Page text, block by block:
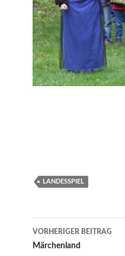
LANDESSPIEL
VORHERIGER BEITRAG
Märchenland